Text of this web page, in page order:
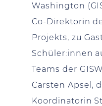
Washington
Co-Direktorin
Projekts, zu
Schüler:innen
Teams der
Carsten Apsel,
Koordinatorin